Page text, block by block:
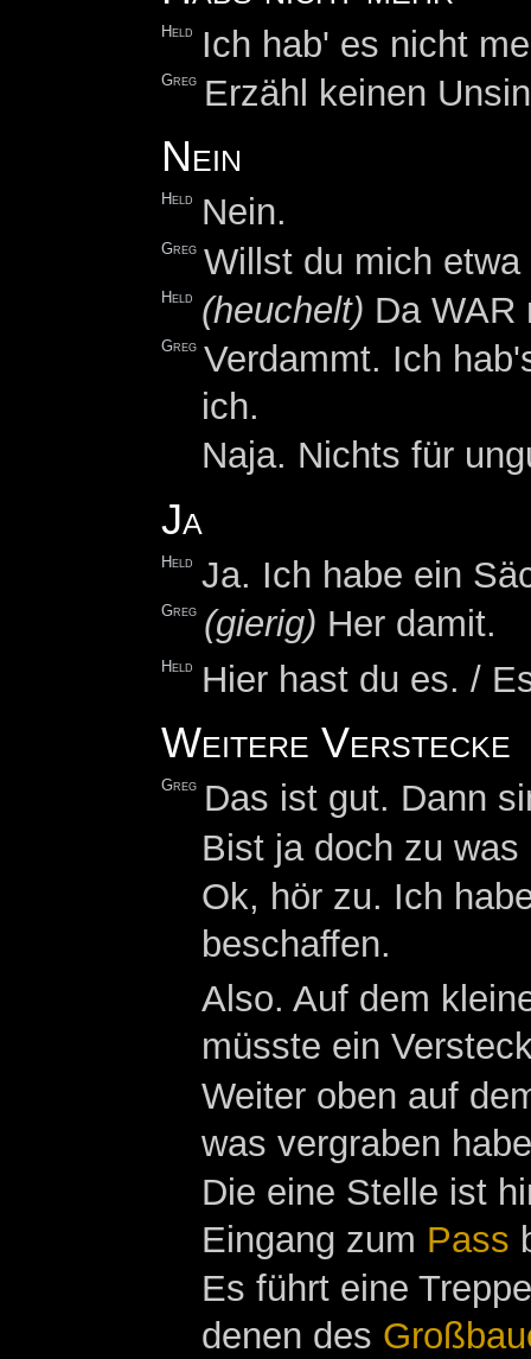
Held Ich hab' es nicht
Greg Erzähl keinen
Nein
Held Nein.
Greg Willst du mich
Held (heuchelt) Da WAR
Greg Verdammt. Ich
ich.
Naja. Nichts für
Ja
Held Ja. Ich habe ein
Greg (gierig) Her damit.
Held Hier hast du es. /
Weitere Verstecke
Greg Das ist gut. Dann
Bist ja doch zu
Ok, hör zu. Ich
beschaffen.
Also. Auf dem
müsste ein
Weiter oben auf
was vergraben
Die eine Stelle ist
Eingang zum Pass
Es führt eine
denen des